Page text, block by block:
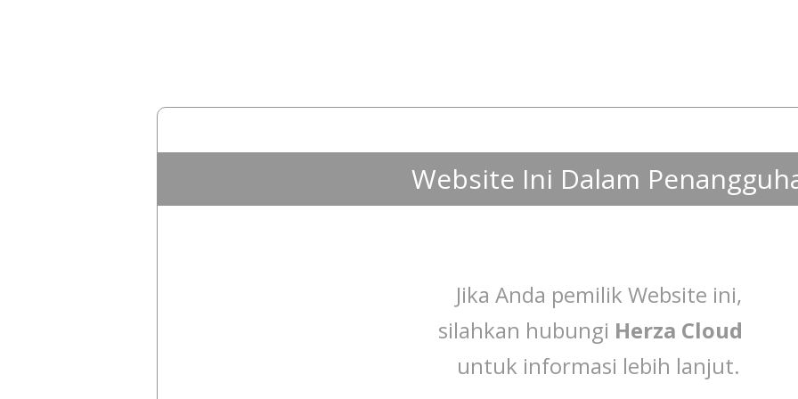
Website Ini Dalam
Jika Anda pemilik Website ini,
silahkan hubungi Herza Cloud
untuk informasi lebih lanjut.